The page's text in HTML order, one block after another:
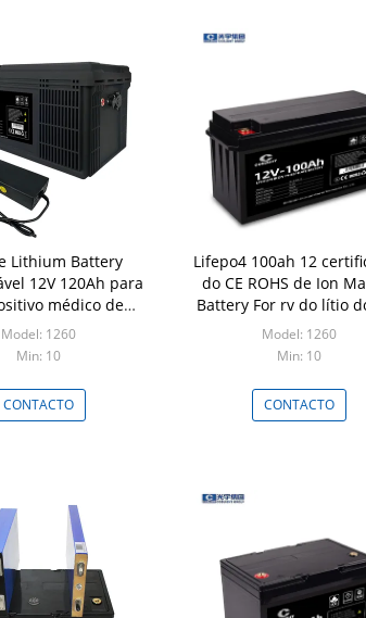
Lithium Battery
12V 120Ah para
médico de
solares
Model: 1260
Min: 10
CONTACTO
Lifepo4 100ah 12
do CE ROHS de Ion
Battery For rv do lítio
Model: 1260
Min: 10
CONTACTO